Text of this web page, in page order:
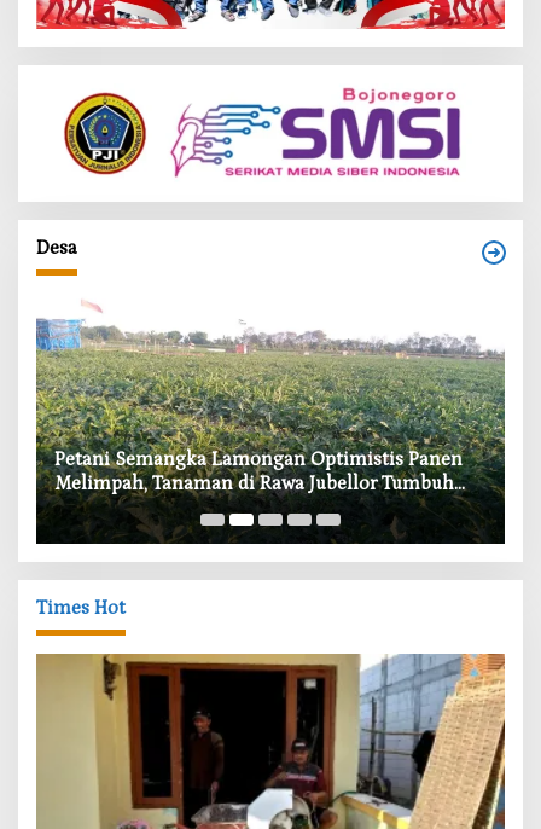
Desa
Petani Semangka Lamongan Optimistis Panen
Melimpah, Tanaman di Rawa Jubellor Tumbuh
Subur
Times Hot